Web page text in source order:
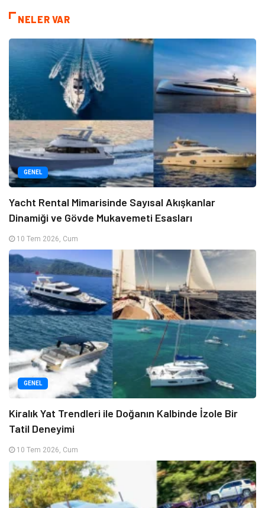
NELER VAR
GENEL
Yacht Rental Mimarisinde Sayısal Akışkanlar
Dinamiği ve Gövde Mukavemeti Esasları
10 Tem 2026, Cum
GENEL
Kiralık Yat Trendleri ile Doğanın Kalbinde İzole Bir
Tatil Deneyimi
10 Tem 2026, Cum